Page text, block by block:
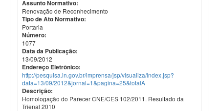
Assunto Normativo:
Renovação de Reconhecimento
Tipo de Ato Normativo:
Portaria
Número:
1077
Data da Publicação:
13/09/2012
Endereço Eletrônico:
http://pesquisa.in.gov.br/imprensa/jsp/visualiza/index.jsp?
data=13/09/2012&jornal=1&pagina=25&totalA
Descrição:
Homologação do Parecer CNE/CES 102/2011. Resultado da
Trienal 2010